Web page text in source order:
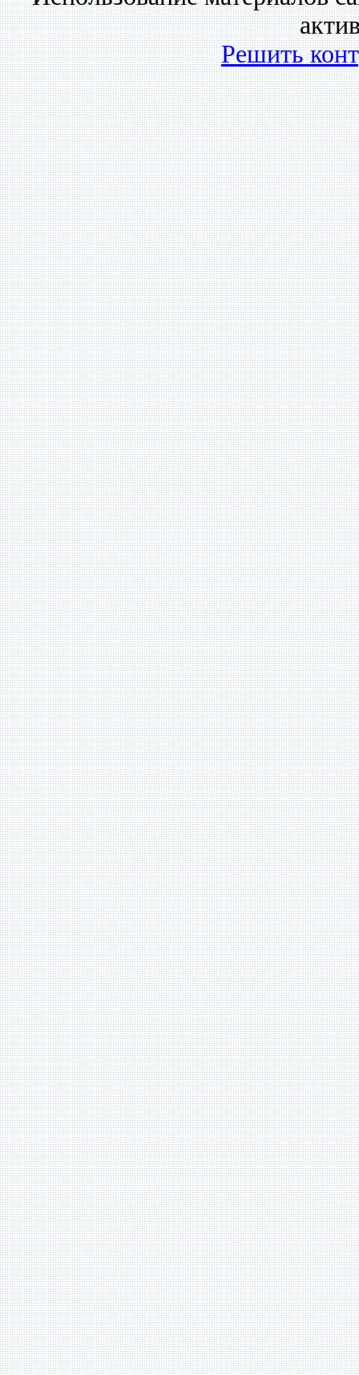
Решить